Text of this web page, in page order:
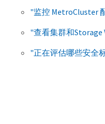
"监控 MetroCluster
"查看集群和Storage
"正在评估哪些安全